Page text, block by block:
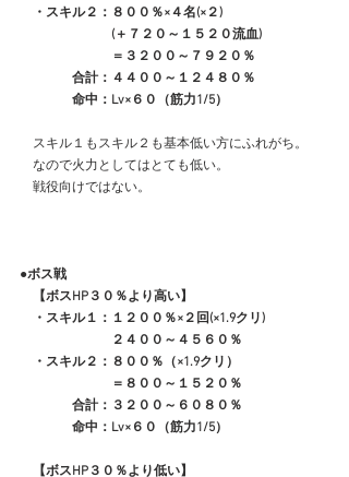
・スキル２：８００％×４名(×２)
(＋７２０～１５２０流血)
＝３２００～７９２０％
合計：４４００～１２４８０％
命中：Lv×６０（筋力1/5）
スキル１もスキル２も基本低い方にふれがち。
なので火力としてはとても低い。
戦役向けではない。
●ボス戦
【ボスHP３０％より高い】
・スキル１：１２００％×２回(×1.9クリ)
２４００～４５６０％
・スキル２：８００％（×1.9クリ）
＝８００～１５２０％
合計：３２００～６０８０％
命中：Lv×６０（筋力1/5）
【ボスHP３０％より低い】